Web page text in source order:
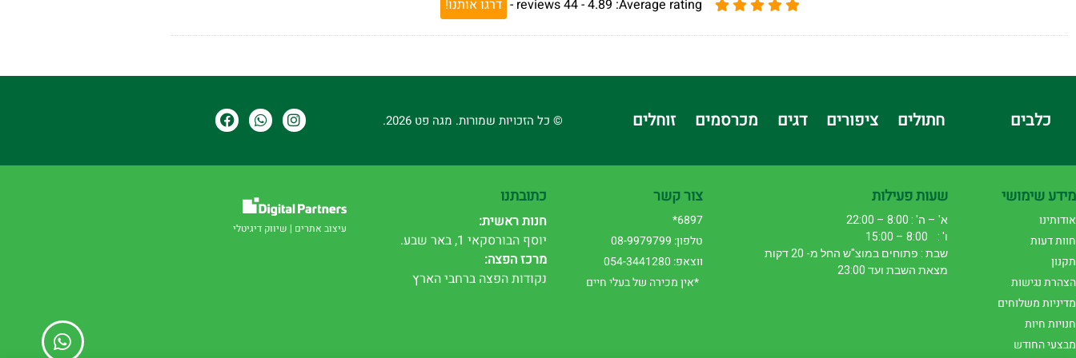
Average rating:
4.89 -
44
reviews
- דרגו אותנו!
כלבים חתולים ציפורים דגים מכרסמים זוחלים © כל הזכויות שמורות. מגה פט 2026.
מידע שימושי
אודותינו
חוות דעות
תקנון
הצהרת נגישות
מדיניות משלוחים
חנויות חיות
מבצעי החודש
שעות פעילות
א' – ה' : 8:00 – 22:00
ו' : 8:00 – 15:00
שבת : פתוחים במוצ"ש החל מ- 20 דקות
מצאת השבת ועד 23:00
צור קשר
6897*
טלפון: 08-9979799
ווצאפ: 054-3441280
*אין מכירה של בעלי חיים
כתובתנו
חנות ראשית:
יוסף הבורסקאי 1, באר שבע.
מרכז הפצה:
נקודות הפצה ברחבי הארץ
עיצוב אתרים | שיווק דיגיטלי